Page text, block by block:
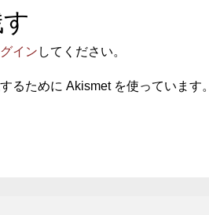
イン してください。
るために Akismet を使っています。